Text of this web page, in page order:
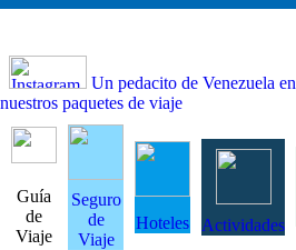
Un pedacito de Venezuela
nuestros paquetes de viaje
Guía
de
Viaje
Seguro
de
Viaje
Hoteles Actividades